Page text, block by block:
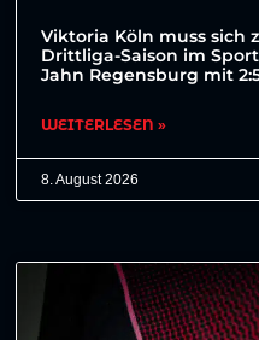
Viktoria Köln muss sich
Drittliga-Saison im
Jahn Regensburg mit
WEITERLESEN »
8. August 2026